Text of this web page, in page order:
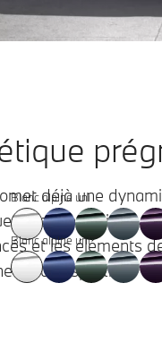
déjà une
Les proportions
et les éléments
touche sportive.
Blanc alpine uni
Blanc alpine uni